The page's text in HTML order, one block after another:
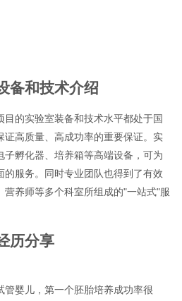
备和技术介绍
的实验室装备和技术水平都处于国
证高质量、高成功率的重要保证。实
孵化器、培养箱等高端设备，可为
的服务。同时专业团队也得到了有效
营养师等多个科室所组成的"一站式"服
历分享
婴儿，第一个胚胎培养成功率很